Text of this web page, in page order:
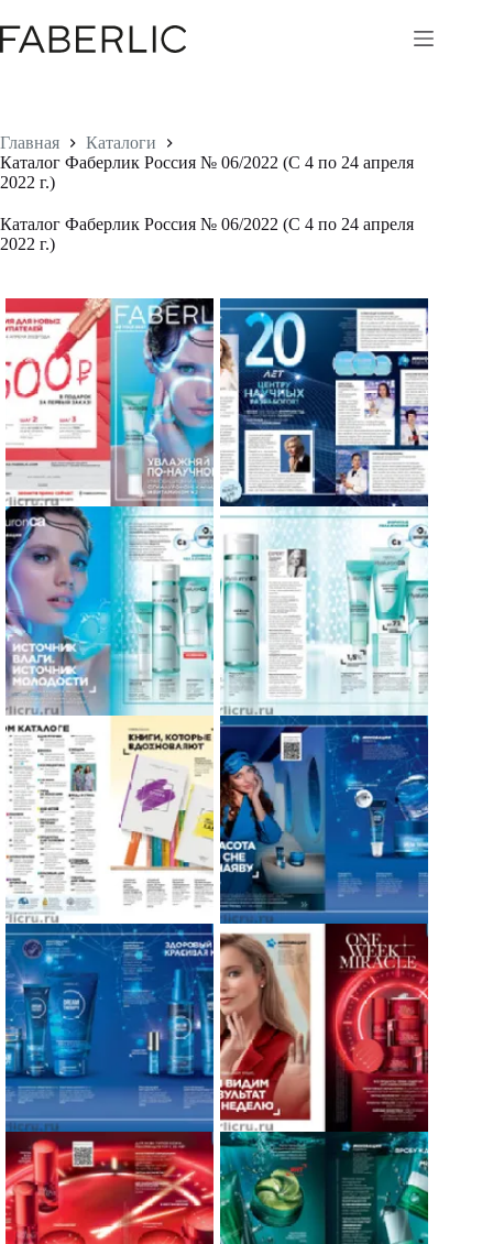
к
сути
Главная
Каталоги
Каталог Фаберлик Россия № 06/2022 (С 4 по 24 апреля
2022 г.)
Каталог Фаберлик Россия № 06/2022 (С 4 по 24 апреля
2022 г.)